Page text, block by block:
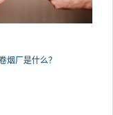
烟厂是什么？